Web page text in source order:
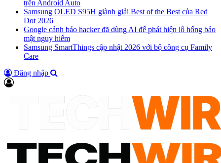
trên Android Auto
Samsung OLED S95H giành giải Best of the Best của Red
Dot 2026
Google cảnh báo hacker đã dùng AI để phát hiện lỗ hổng bảo
mật nguy hiểm
Samsung SmartThings cập nhật 2026 với bộ công cụ Family
Care
Đăng nhập